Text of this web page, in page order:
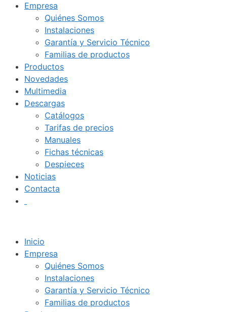
Empresa
Quiénes Somos
Instalaciones
Garantía y Servicio Técnico
Familias de productos
Productos
Novedades
Multimedia
Descargas
Catálogos
Tarifas de precios
Manuales
Fichas técnicas
Despieces
Noticias
Contacta
Inicio
Empresa
Quiénes Somos
Instalaciones
Garantía y Servicio Técnico
Familias de productos